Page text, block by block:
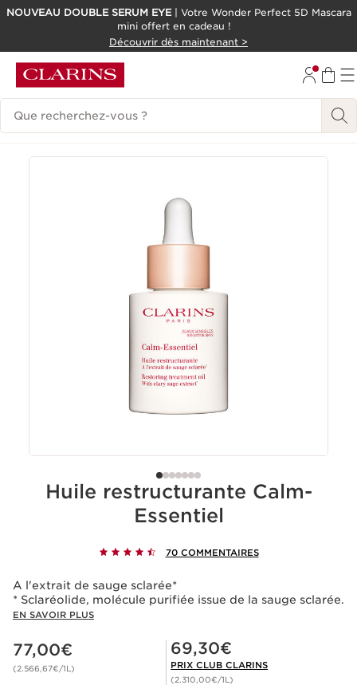
ALLER AU CONTENU
NOUVEAU DOUBLE SERUM EYE| Votre Wonder Perfect 5D Mascara
mini offert en cadeau !
Découvrir dès maintenant >
Historique des recherches
Huile restructurante Calm-
Essentiel
70 COMMENTAIRES
A l'extrait de sauge sclarée*
* Sclaréolide, molécule purifiée issue de la sauge sclarée.
EN SAVOIR PLUS
Nouveau prix 77,00€
77,00€
(2.566,67€/1L)
Prix Club Clarins 69,30€
69,30€
PRIX CLUB CLARINS
(2.310,00€/1L)